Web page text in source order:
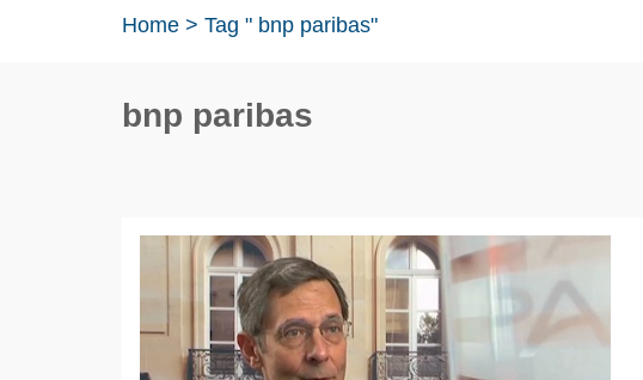
Home > Tag " bnp paribas"
bnp paribas